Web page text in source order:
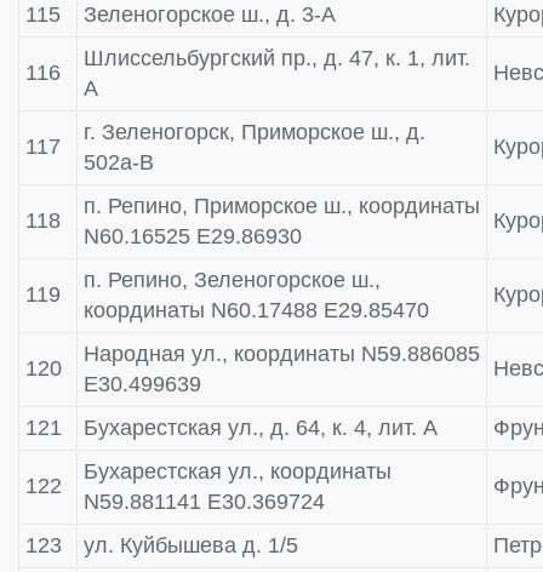
115
Зеленогорское ш., д. 3-А
116
Шлиссельбургский пр., д. 47, к. 1, лит.
А
117
г. Зеленогорск, Приморское ш., д.
502а-В
118
п. Репино, Приморское ш., координаты
N60.16525 E29.86930
119
п. Репино, Зеленогорское ш.,
координаты N60.17488 E29.85470
120
Народная ул., координаты N59.886085
E30.499639
121 Бухарестская ул., д. 64, к. 4, лит. А
122
Бухарестская ул., координаты
N59.881141 E30.369724
123 ул. Куйбышева д. 1/5